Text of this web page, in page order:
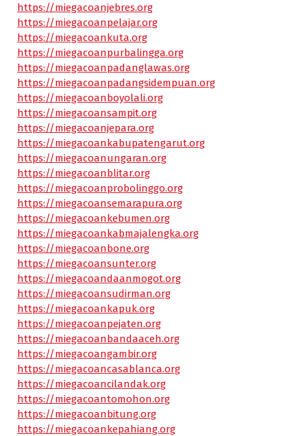
https://miegacoanjebres.org
https://miegacoanpelajar.org
https://miegacoankuta.org
https://miegacoanpurbalingga.org
https://miegacoanpadanglawas.org
https://miegacoanpadangsidempuan.org
https://miegacoanboyolali.org
https://miegacoansampit.org
https://miegacoanjepara.org
https://miegacoankabupatengarut.org
https://miegacoanungaran.org
https://miegacoanblitar.org
https://miegacoanprobolinggo.org
https://miegacoansemarapura.org
https://miegacoankebumen.org
https://miegacoankabmajalengka.org
https://miegacoanbone.org
https://miegacoansunter.org
https://miegacoandaanmogot.org
https://miegacoansudirman.org
https://miegacoankapuk.org
https://miegacoanpejaten.org
https://miegacoanbandaaceh.org
https://miegacoangambir.org
https://miegacoancasablanca.org
https://miegacoancilandak.org
https://miegacoantomohon.org
https://miegacoanbitung.org
https://miegacoankepahiang.org